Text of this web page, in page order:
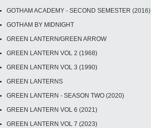
GOTHAM ACADEMY - SECOND SEMESTER (2016)
GOTHAM BY MIDNIGHT
GREEN LANTERN/GREEN ARROW
GREEN LANTERN VOL 2 (1968)
GREEN LANTERN VOL 3 (1990)
GREEN LANTERNS
GREEN LANTERN - SEASON TWO (2020)
GREEN LANTERN VOL 6 (2021)
GREEN LANTERN VOL 7 (2023)